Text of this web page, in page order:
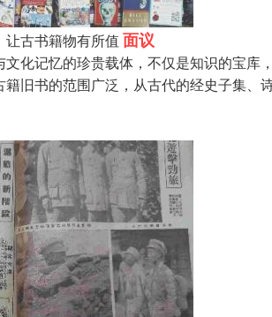
古书籍物有所值 面议
化记忆的珍贵载体，不仅是知识的宝
旧书的范围广泛，从古代的经史子集